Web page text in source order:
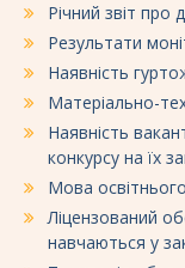
Річний звіт про
Результати
Наявність
Матеріально-
Наявність
конкурсу на їх
Мова
Ліцензований
навчаються у